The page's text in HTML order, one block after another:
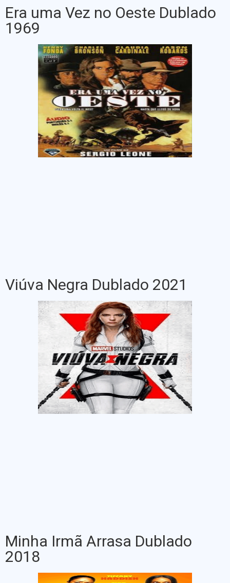
Era uma Vez no Oeste Dublado
1969
Viúva Negra Dublado 2021
Minha Irmã Arrasa Dublado
2018